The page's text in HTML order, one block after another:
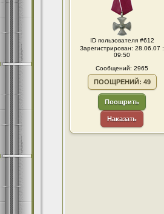
ID пользователя #612
Зарегистрирован: 28.06.07 :
09:50
Сообщений: 2965
ПООЩРЕНИЙ: 49
Поощрить
Наказать